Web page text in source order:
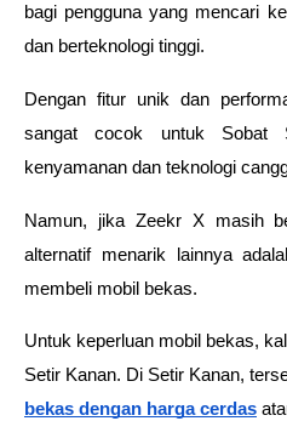
bagi pengguna yang mencari
dan berteknologi tinggi.
Dengan fitur unik dan
sangat cocok untuk Sobat
kenyamanan dan teknologi
Namun, jika Zeekr X masih
alternatif menarik lainnya
membeli mobil bekas.
Untuk keperluan mobil bekas,
Setir Kanan. Di Setir Kanan,
bekas dengan harga cerdas